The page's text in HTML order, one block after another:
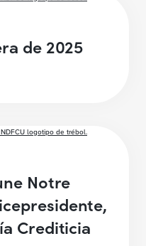
de 2025
Notre
Crediticia